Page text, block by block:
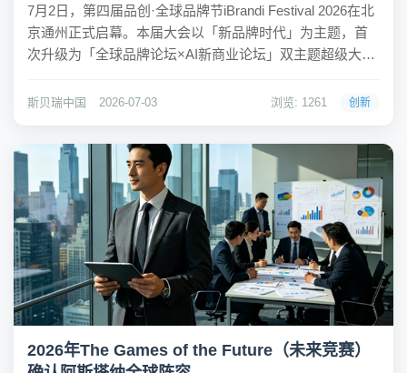
7月2日，第四届品创·全球品牌节iBrandi Festival 2026在北
京通州正式启幕。本届大会以「新品牌时代」为主题，首
次升级为「全球品牌论坛×AI新商业论坛」双主题超级大
营、AI搜索、Agent工作流等议题展开讨论。大会的核心问
斯贝瑞中国 2026-07-03 浏览: 1261 创新
2026年The Games of the Future（未来竞赛）